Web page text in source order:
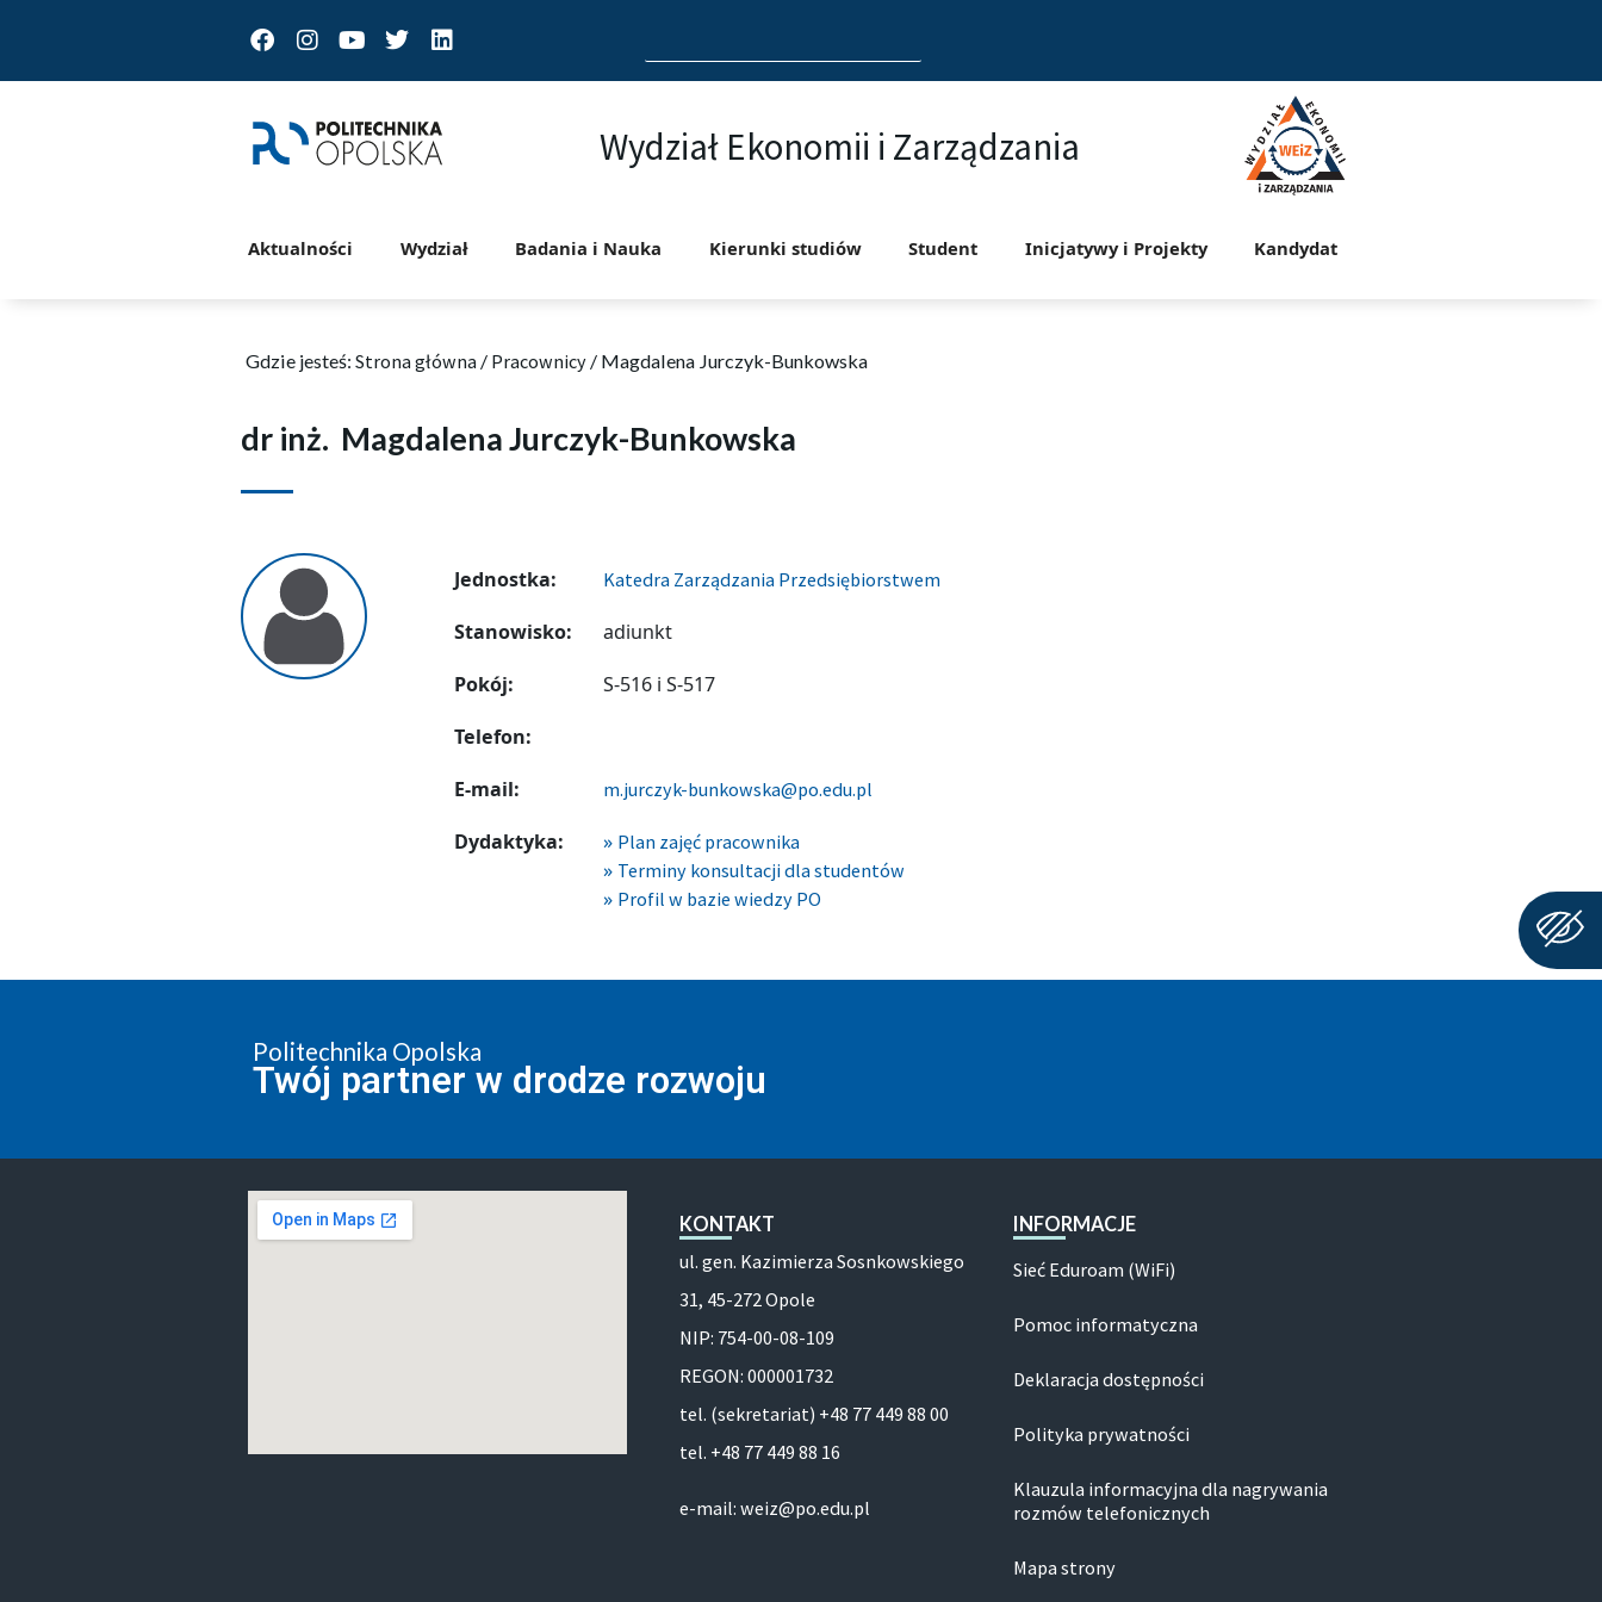
FacebookInstagram
Youtube
TwitterLinkedin
for:
Wydział Ekonomii i Zarządzania
Aktualności Wydział Badania i Nauka Kierunki studiów Student Inicjatywy i Projekty Kandydat
Gdzie jesteś: Strona główna / Pracownicy/ Magdalena Jurczyk-Bunkowska
dr inż. Magdalena Jurczyk-Bunkowska
Jednostka: Katedra Zarządzania Przedsiębiorstwem
Stanowisko:
adiunkt
Pokój:
S-516 i S-517
Telefon:
E-mail:
m.jurczyk-bunkowska@po.edu.pl
Dydaktyka:
Plan zajęć pracownika
Terminy konsultacji dla studentów
Profil w bazie wiedzy PO
Politechnika Opolska
Twój partner w drodze rozwoju
KONTAKT
ul. gen. Kazimierza Sosnkowskiego
31, 45-272 Opole
NIP: 754-00-08-109
REGON: 000001732
tel. (sekretariat) +48 77 449 88 00
tel. +48 77 449 88 16
e-mail: weiz@po.edu.pl
INFORMACJE
Sieć Eduroam (WiFi)
Pomoc informatyczna
Deklaracja dostępności
Polityka prywatności
Klauzula informacyjna dla nagrywania
rozmów telefonicznych
Mapa strony